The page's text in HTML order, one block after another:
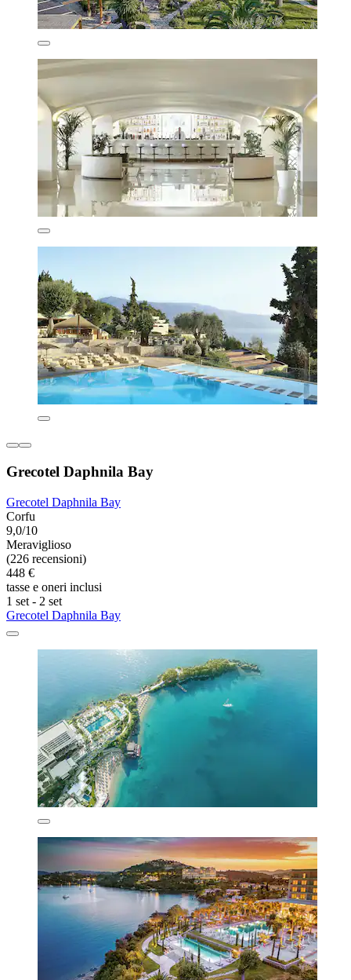
Grecotel Daphnila Bay
Grecotel Daphnila Bay
Corfu
9,0/10
Meraviglioso
(226 recensioni)
448 €
tasse e oneri inclusi
1 set - 2 set
Grecotel Daphnila Bay